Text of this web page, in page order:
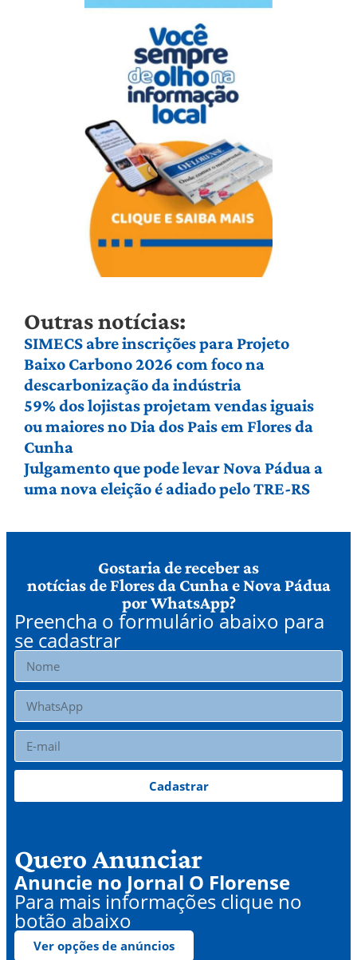
Outras notícias:
SIMECS abre inscrições para Projeto
Baixo Carbono 2026 com foco na
descarbonização da indústria
59% dos lojistas projetam vendas iguais
ou maiores no Dia dos Pais em Flores da
Cunha
Julgamento que pode levar Nova Pádua a
uma nova eleição é adiado pelo TRE-RS
Gostaria de receber as
notícias de Flores da Cunha e Nova Pádua
por WhatsApp?
Preencha o formulário abaixo para
se cadastrar
Cadastrar
Quero Anunciar
Anuncie no Jornal O Florense
Para mais informações clique no
botão abaixo
Ver opções de anúncios